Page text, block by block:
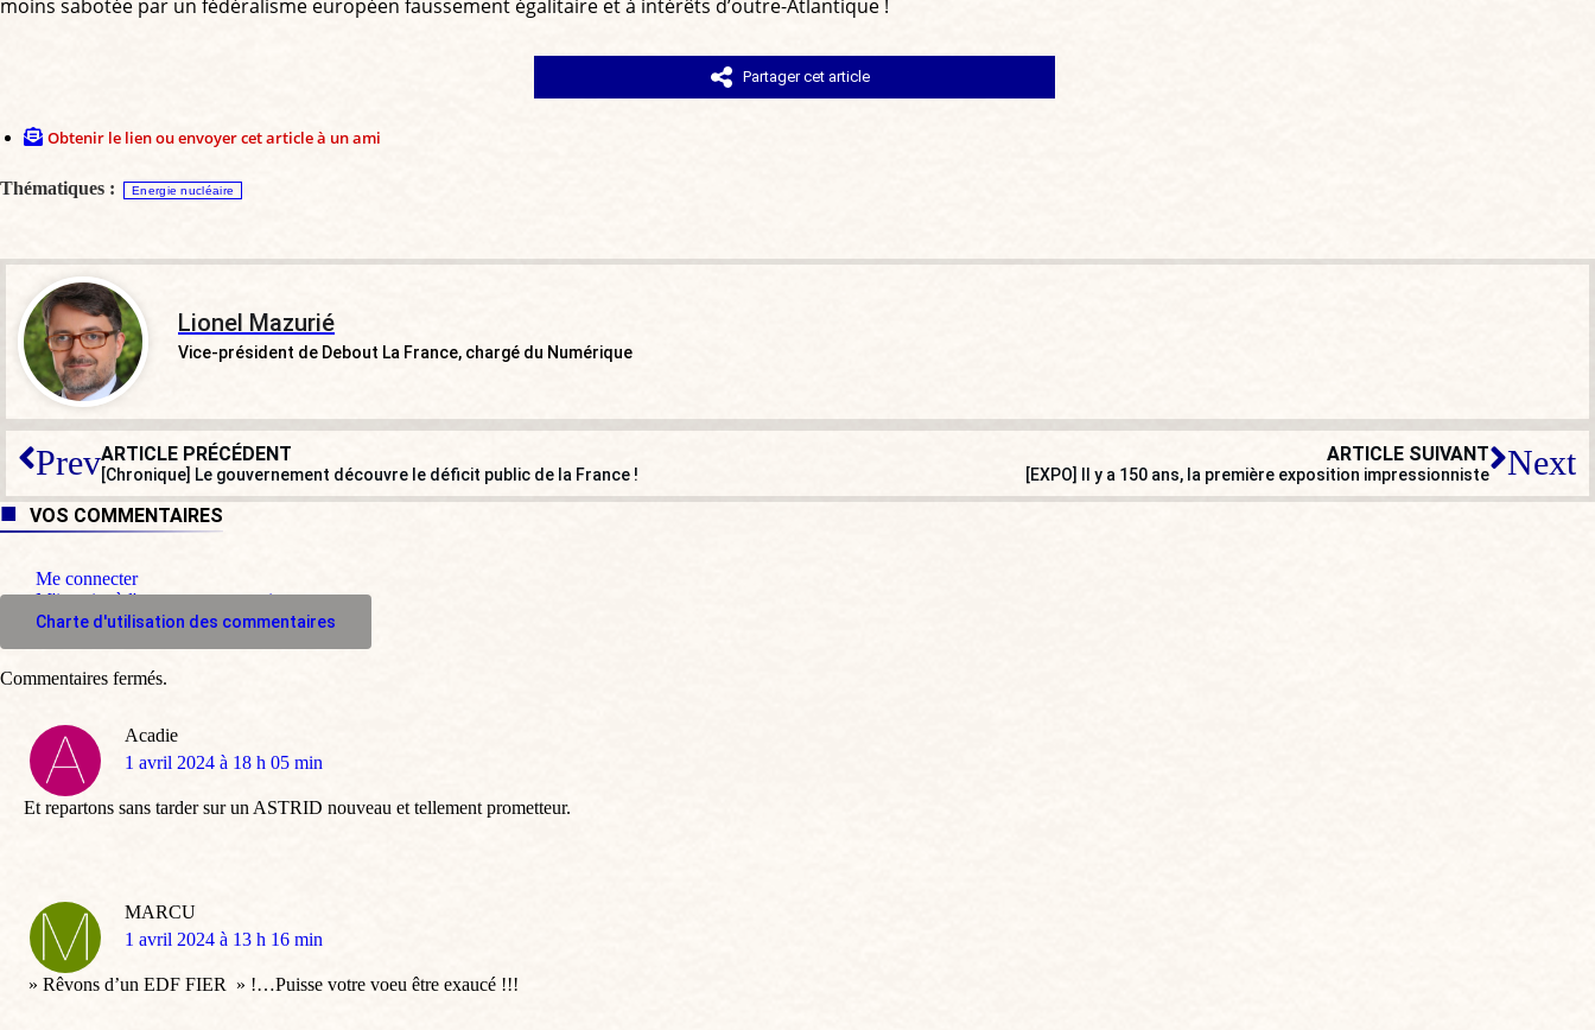
moins sabotée par un fédéralisme européen faussement égalitaire et à intérêts d’outre-Atlantique !
Partager cet article
Obtenir le lien ou envoyer cet article à un ami
Thématiques : Energie nucléaire
Lionel Mazurié
Vice-président de Debout La France, chargé du Numérique
PrevARTICLE PRÉCÉDENT
[Chronique] Le gouvernement découvre le déficit public de la France !
ARTICLE SUIVANT
[EXPO] Il y a 150 ans, la première exposition impressionniste Next
VOS COMMENTAIRES
Me connecter
M'inscrire à l'espace commentaire
Charte d'utilisation des commentaires
Acadie
dit
1 avril 2024 à 18 h 05 min
Et repartons sans tarder sur un ASTRID nouveau et tellement prometteur.
MARCU
dit
1 avril 2024 à 13 h 16 min
» Rêvons d’un EDF FIER » !…Puisse votre voeu être exaucé !!!
Commentaires fermés.